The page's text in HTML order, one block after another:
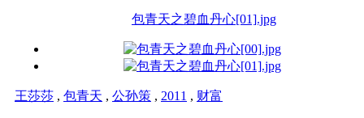
包青天之碧血丹心[01].jpg
王莎莎 , 包青天 , 公孙策 , 2011 , 财富